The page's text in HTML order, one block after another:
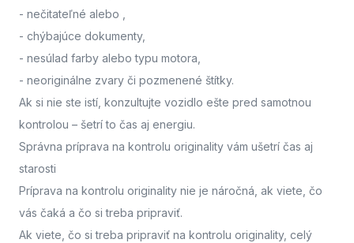
- nečitateľné alebo
- chýbajúce dokumenty,
- nesúlad farby alebo typu motora,
- neoriginálne zvary či pozmenené štítky.
Ak si nie ste istí, konzultujte vozidlo ešte pred samotnou
kontrolou – šetrí to čas aj energiu.
Správna príprava na kontrolu originality vám ušetrí čas aj
starosti
Príprava na kontrolu originality nie je náročná, ak viete, čo
vás čaká a čo si treba pripraviť.
Ak viete, čo si treba pripraviť na kontrolu originality, celý